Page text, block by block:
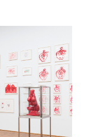
Holzer: The Violence
Zurich, photo: Jonas